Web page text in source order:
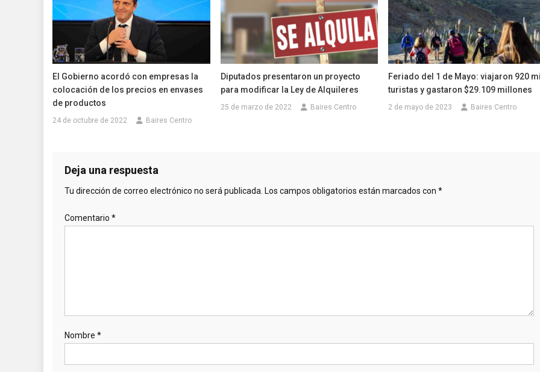
El Gobierno acordó con empresas la
colocación de los precios en envases
de productos
24 de octubre de 2022 Baires Centro
Diputados presentaron un proyecto
para modificar la Ley de Alquileres
25 de marzo de 2022 Baires Centro
Feriado del 1 de Mayo: viajaron 920
turistas y gastaron $29.109 millones
2 de mayo de 2023 Baires Centro
Deja una respuesta
Tu dirección de correo electrónico no será publicada. Los campos obligatorios están marcados con *
Comentario *
Nombre *